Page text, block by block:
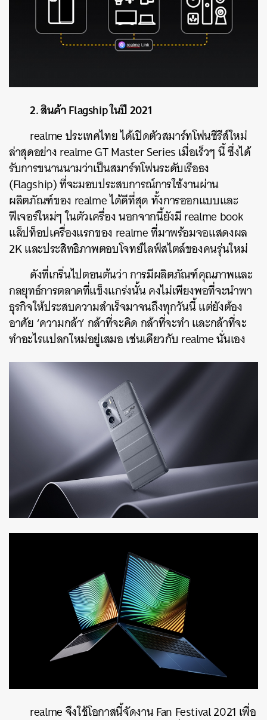
2.สินค้าFlagshipในปี2021
realmeประเทศไทย ได้เปิดตัวสมาร์ทโฟนซีรีส์ใหม่
ล่าสุดอย่างrealme GT Master Seriesเมื่อเร็วๆ นี้ซึ่งได้
รับการขนานนามว่าเป็นสมาร์ทโฟนระดับเรือธง
(Flagship) ที่จะมอบประสบการณ์การใช้งานผ่าน
ผลิตภัณฑ์ของ realme ได้ดีที่สุด ทั้งการออกแบบและ
ฟีเจอร์ใหม่ๆ ในตัวเครื่อง นอกจากนี้ยังมี realme book
แล็ปท็อปเครื่องแรกของ realme ที่มาพร้อมจอแสดงผล
2K และประสิทธิภาพตอบโจทย์ไลฟ์สไตล์ของคนรุ่นใหม่
ดังที่เกริ่นไปตอนต้นว่า การมีผลิตภัณฑ์คุณภาพและ
กลยุทธ์การตลาดที่แข็งแกร่งนั้น คงไม่เพียงพอที่จะนำพา
ธุรกิจให้ประสบความสำเร็จมาจนถึงทุกวันนี้ แต่ยังต้อง
อาศัย‘ความกล้า’กล้าที่จะคิด กล้าที่จะทำ และกล้าที่จะ
ทำอะไรแปลกใหม่อยู่เสมอ เช่นเดียวกับ realmeนั่นเอง
realme จึงใช้โอกาสนี้จัดงาน Fan Festival 2021 เพื่อ
ค้นหา
SHARE TWEET LINE EMAIL